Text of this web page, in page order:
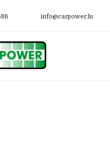
info@carpower.lu